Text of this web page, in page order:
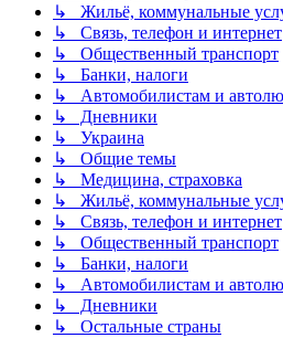
↳ Жильё, коммунальные
↳ Связь, телефон и интернет
↳ Общественный транспорт
↳ Банки, налоги
↳ Автомобилистам и
↳ Дневники
↳ Украина
↳ Общие темы
↳ Медицина, страховка
↳ Жильё, коммунальные
↳ Связь, телефон и интернет
↳ Общественный транспорт
↳ Банки, налоги
↳ Автомобилистам и
↳ Дневники
↳ Остальные страны